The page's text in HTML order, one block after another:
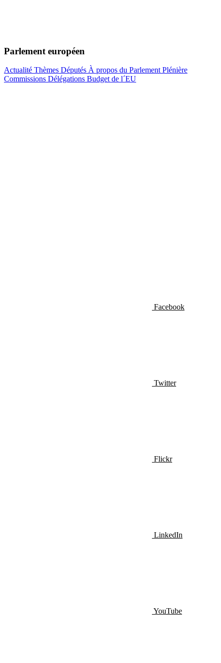
Parlement européen
Actualité Thèmes Députés À propos du Parlement Plénière
Commissions Délégations Budget de l´EU
Facebook
Twitter
Flickr
LinkedIn
YouTube